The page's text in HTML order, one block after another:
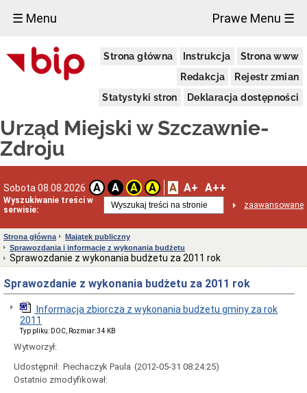
☰ Menu Prawe Menu ☰
Strona główna Instrukcja
Strona www
Redakcja
Rejestr zmian
Statystyki stron
Deklaracja dostępności
Urząd Miejski w Szczawnie-
Zdroju
Sobota 08.08.2026 A A A A A A+ A++
Wyszukiwanie treści w
serwisie:
zaawansowane
Urząd
Miejski
Aktualności
Dni
i
godziny
otwarcia
telefonów
Kierownictwo
Statut
i
struktura
Urzędu
Obwieszczenia
Burmistrza
Interpretacje
Burmistrza
naborze
pracowników
Strona główna
Majątek publiczny
Sprawozdania i informacje z wykonania budżetu
Sprawozdanie z wykonania budżetu za 2011 rok
Sprawozdanie z wykonania budżetu za 2011 rok
Informacja zbiorcza z wykonania budżetu gminy za rok
2011
Typ pliku: DOC, Rozmiar: 34 KB
Wytworzył:
Udostępnił: Piechaczyk Paula (2012-05-31 08:24:25)
Ostatnio zmodyfikował:
×